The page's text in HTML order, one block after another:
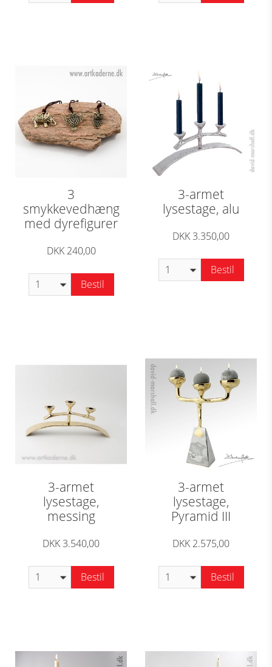
3
smykkevedhæng
med dyrefigurer
DKK 240,00
Bestil
3-armet
lysestage, alu
DKK 3.350,00
Bestil
3-armet
lysestage,
messing
DKK 3.540,00
Bestil
3-armet
lysestage,
Pyramid III
DKK 2.575,00
Bestil